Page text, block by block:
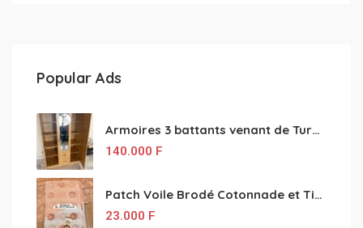
Popular Ads
Armoires 3 battants venant de Turquie disponibles
140.000 F
Patch Voile Brodé Cotonnade et Tinu Minu de l’Inde ???????? ????
23.000 F